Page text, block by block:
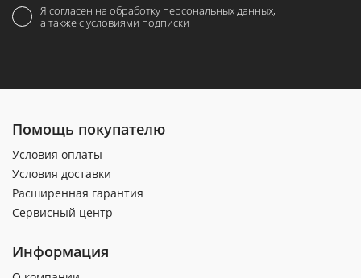
Я согласен на обработку персональных данных,
а также с условиями подписки
Помощь покупателю
Условия оплаты
Условия доставки
Расширенная гарантия
Сервисный центр
Информация